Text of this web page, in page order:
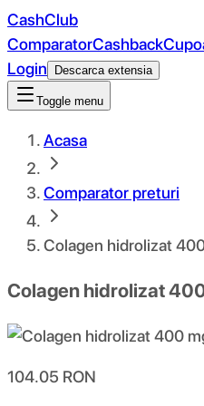
CashClub
ComparatorCashback
Login
Descarca extensia
Toggle menu
Acasa
Comparator preturi
Colagen hidrolizat
Colagen hidrolizat
104.05 RON